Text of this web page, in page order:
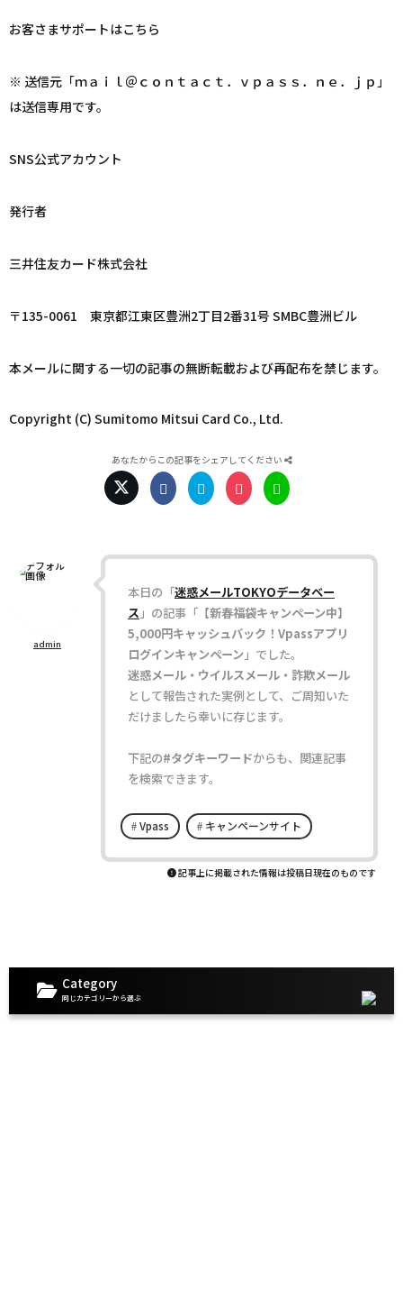
お客さまサポートはこちら
※ 送信元「ｍａｉｌ＠ｃｏｎｔａｃｔ．ｖｐａｓｓ．ｎｅ．ｊｐ」
は送信専用です。
SNS公式アカウント
発行者
三井住友カード株式会社
〒135-0061 東京都江東区豊洲2丁目2番31号 SMBC豊洲ビル
本メールに関する一切の記事の無断転載および再配布を禁じます。
Copyright (C) Sumitomo Mitsui Card Co., Ltd.
あなたからこの記事をシェアしてください
admin
本日の「迷惑メールTOKYOデータベー
ス 」の記事「 【新春福袋キャンペーン中】
5,000円キャッシュバック！Vpassアプリ
ログインキャンペーン」でした。
迷惑メール・ウイルスメール・詐欺メール
として報告された実例として、ご周知いた
だけましたら幸いに存じます。
下記の#タグキーワードからも、関連記事
を検索できます。
Vpass キャンペーンサイト
記事上に掲載された情報は投稿日現在のものです
Category
同じカテゴリーから選ぶ